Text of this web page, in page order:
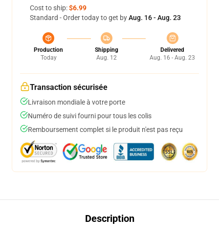
Cost to ship:$6.99
Standard - Order today to get byAug. 16 - Aug. 23
Production
Today
Shipping
Aug. 12
Delivered
Aug. 16 - Aug. 23
Transaction sécurisée
Livraison mondiale à votre porte
Numéro de suivi fourni pour tous les colis
Remboursement complet si le produit n'est pas reçu
Description